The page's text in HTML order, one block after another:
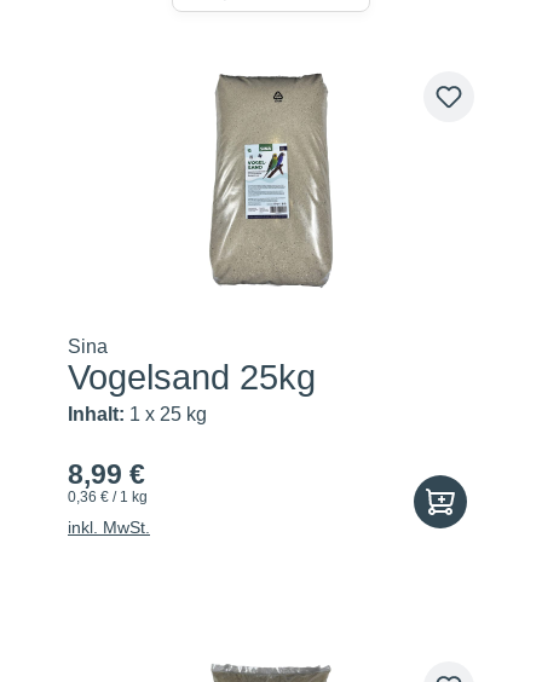
Sina
Vogelsand 25kg
Inhalt: 1 x 25 kg
8,99 €
0,36 € / 1 kg
inkl. MwSt.